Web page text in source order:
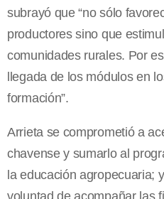
subrayó que “no sólo
productores sino que
comunidades rurales. Por
llegada de los módulos en
formación”.
Arrieta se comprometió a
chavense y sumarlo al
la educación agropecuaria;